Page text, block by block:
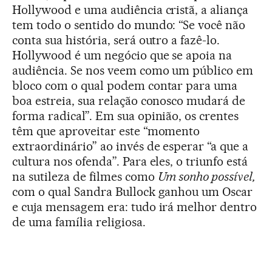
Hollywood e uma audiência cristã, a aliança
tem todo o sentido do mundo: “Se você não
conta sua história, será outro a fazê-lo.
Hollywood é um negócio que se apoia na
audiência. Se nos veem como um público em
bloco com o qual podem contar para uma
boa estreia, sua relação conosco mudará de
forma radical”. Em sua opinião, os crentes
têm que aproveitar este “momento
extraordinário” ao invés de esperar “a que a
cultura nos ofenda”. Para eles, o triunfo está
na sutileza de filmes como Um sonho possível,
com o qual Sandra Bullock ganhou um Oscar
e cuja mensagem era: tudo irá melhor dentro
de uma família religiosa.